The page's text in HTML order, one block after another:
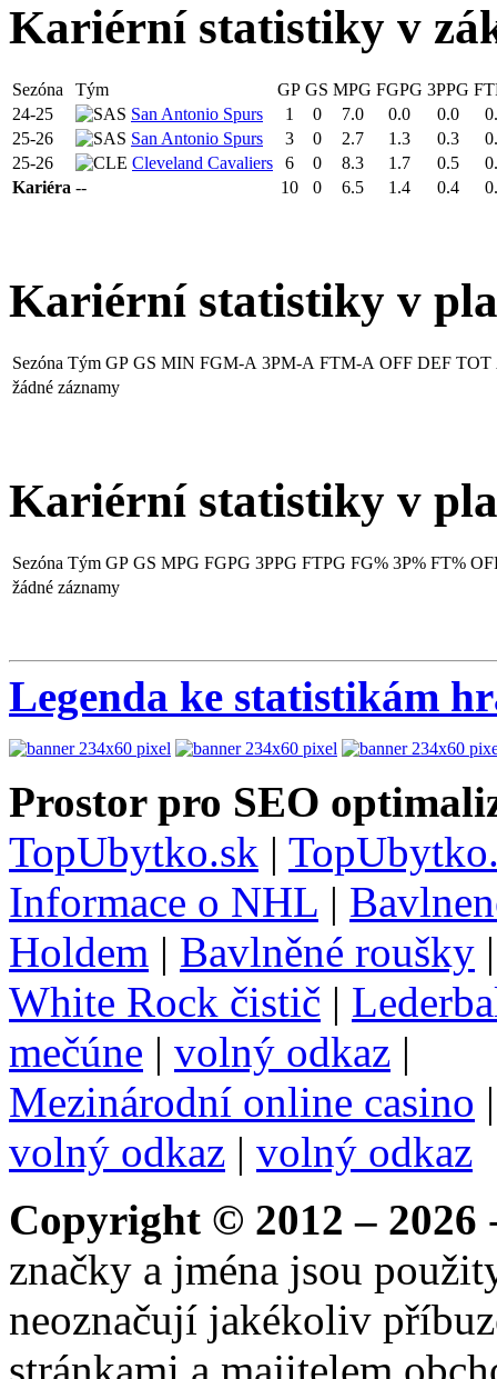
Kariérní statistiky v
Sezóna Tým GP GS MPG FGPG 3PPG
24-25
San Antonio Spurs 1 0 7.0 0.0 0.0
25-26
San Antonio Spurs 3 0 2.7 1.3 0.3
25-26
Cleveland Cavaliers 6 0 8.3 1.7 0.5
Kariéra -- 10 0 6.5 1.4 0.4
Kariérní statistiky v
Sezóna Tým GP GS MIN FGM-A 3PM-A FTM-A OFF DEF TOT
žádné záznamy
Kariérní statistiky v
Sezóna Tým GP GS MPG FGPG 3PPG FTPG FG% 3P% FT%
žádné záznamy
Legenda ke statistikám
Prostor pro SEO
TopUbytko.sk |
Informace o NHL |
Holdem | Bavlněné roušky
White Rock čistič |
mečúne | volný odkaz |
Mezinárodní online casino
volný odkaz | volný odkaz
Copyright © 2012 – 2026
značky a jména jsou
neoznačují jakékoliv
stránkami a majitelem